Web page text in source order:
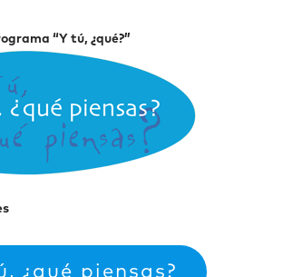
“Y tú, ¿qué?”
¿qué piensas?